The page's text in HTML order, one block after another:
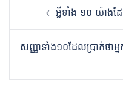
navigationអ្វីទាំង ១០ យ៉ាងដ
សញ្ញាទាំង១០ដែលប្រាក់ថាអ្